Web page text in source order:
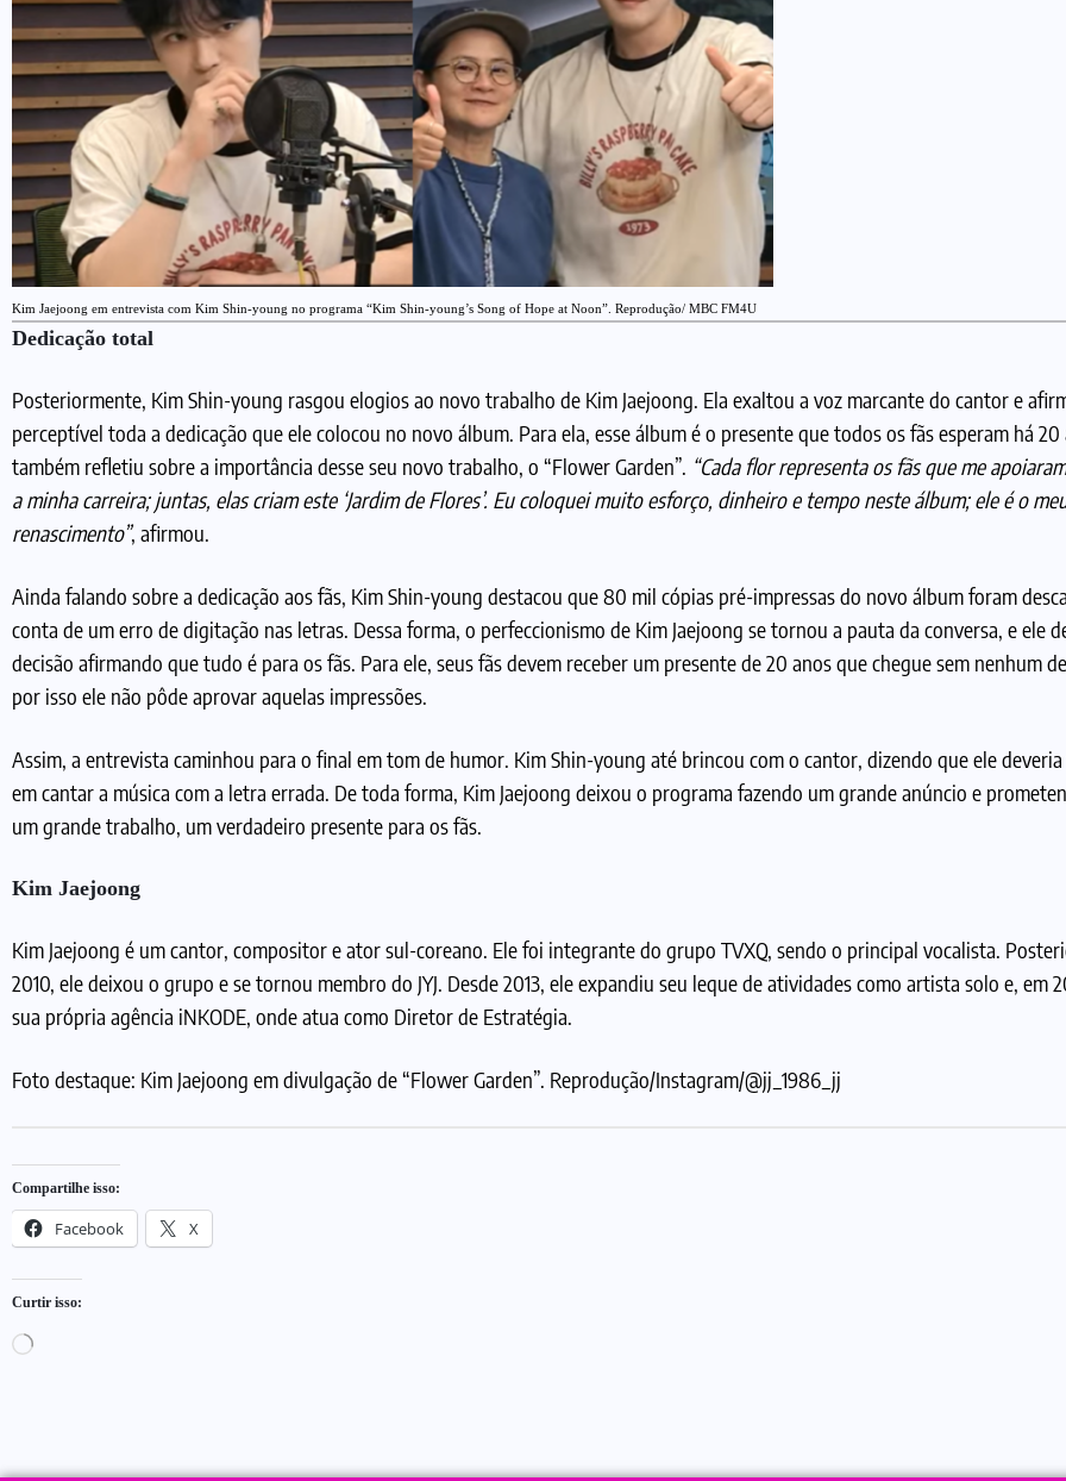
Kim Jaejoong em entrevista com Kim Shin-young no programa “Kim Shin-young’s Song of Hope at Noon”. Reprodução/ MBC FM4U
Dedicação total
Posteriormente, Kim Shin-young rasgou elogios ao novo trabalho de Kim Jaejoong. Ela exaltou a voz marcante do cantor e
perceptível toda a dedicação que ele colocou no novo álbum. Para ela, esse álbum é o presente que todos os fãs esperam há 20
também refletiu sobre a importância desse seu novo trabalho, o “Flower Garden”. “Cada flor representa os fãs que me
a minha carreira; juntas, elas criam este ‘Jardim de Flores’. Eu coloquei muito esforço, dinheiro e tempo neste álbum; ele é o
renascimento”, afirmou.
Ainda falando sobre a dedicação aos fãs, Kim Shin-young destacou que 80 mil cópias pré-impressas do novo álbum foram
conta de um erro de digitação nas letras. Dessa forma, o perfeccionismo de Kim Jaejoong se tornou a pauta da conversa, e ele
decisão afirmando que tudo é para os fãs. Para ele, seus fãs devem receber um presente de 20 anos que chegue sem nenhum
por isso ele não pôde aprovar aquelas impressões.
Assim, a entrevista caminhou para o final em tom de humor. Kim Shin-young até brincou com o cantor, dizendo que ele
em cantar a música com a letra errada. De toda forma, Kim Jaejoong deixou o programa fazendo um grande anúncio e
um grande trabalho, um verdadeiro presente para os fãs.
Kim Jaejoong
Kim Jaejoong é um cantor, compositor e ator sul-coreano. Ele foi integrante do grupo TVXQ, sendo o principal vocalista.
2010, ele deixou o grupo e se tornou membro do JYJ. Desde 2013, ele expandiu seu leque de atividades como artista solo e, em
sua própria agência iNKODE, onde atua como Diretor de Estratégia.
Foto destaque: Kim Jaejoong em divulgação de “Flower Garden”. Reprodução/Instagram/@jj_1986_jj
Compartilhe isso:
Facebook X
Curtir isso: